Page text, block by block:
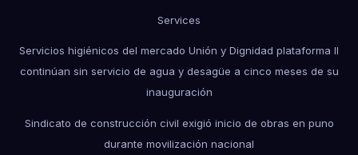
Services
Servicios higiénicos del mercado Unión y Dignidad plataforma II
continúan sin servicio de agua y desagüe a cinco meses de su
inauguración
Sindicato de construcción civil exigió inicio de obras en puno
durante movilización nacional